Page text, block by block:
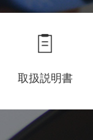
取扱説明書